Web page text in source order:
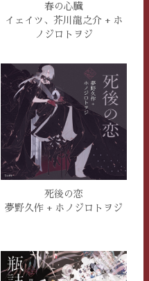
春の心臓
イェイツ、芥川龍之介 + ホ
ノジロトヲジ
死後の恋
夢野久作 + ホノジロトヲジ